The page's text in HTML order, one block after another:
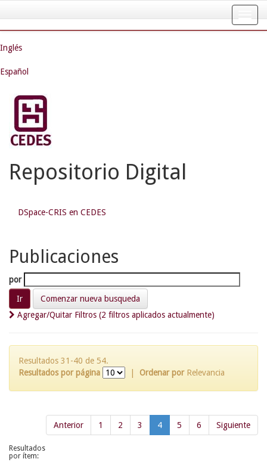
navigation
Inglés
Español
Repositorio Digital
DSpace-CRIS en CEDES
Publicaciones
por
Comenzar nueva busqueda
Agregar/Quitar Filtros (2 filtros aplicados actualmente)
Resultados 31-40 de 54.
Resultados por página
Ordenar por Relevancia
Anterior 1 2 3 4 5 6 Siguiente
Resultados
por ítem: